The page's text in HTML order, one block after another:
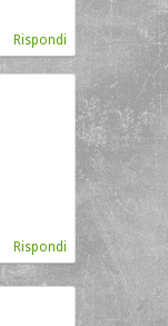
Rispondi
Rispondi